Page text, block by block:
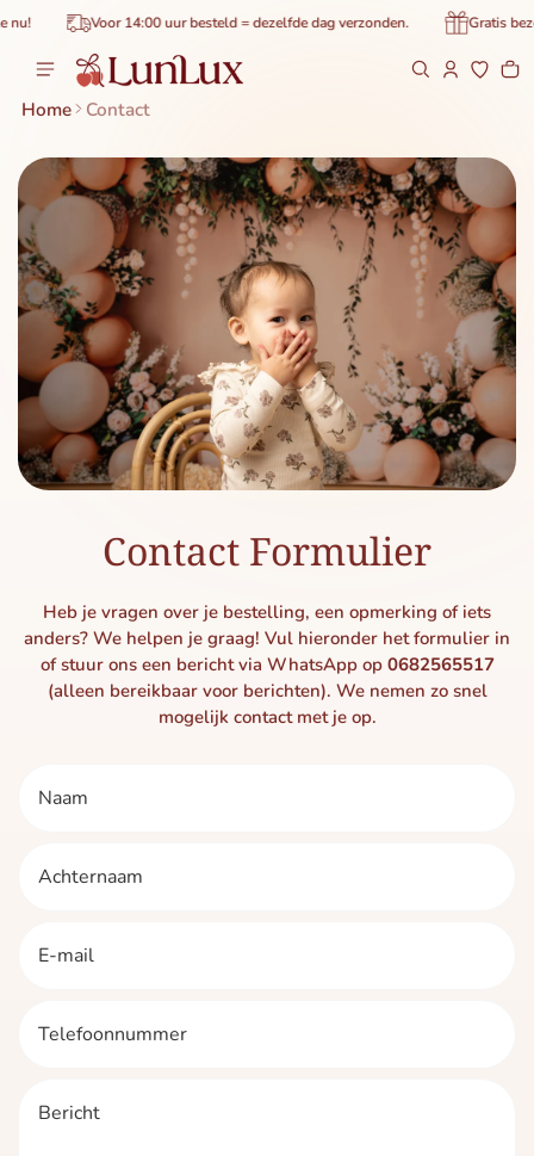
Voor 14:00 uur besteld = dezelfde dag verzonden. Gratis
0
Home Contact
Contact Formulier
Heb je vragen over je bestelling, een opmerking of iets
anders? We helpen je graag! Vul hieronder het formulier in
of stuur ons een bericht via WhatsApp op 0682565517
(alleen bereikbaar voor berichten). We nemen zo snel
mogelijk contact met je op.